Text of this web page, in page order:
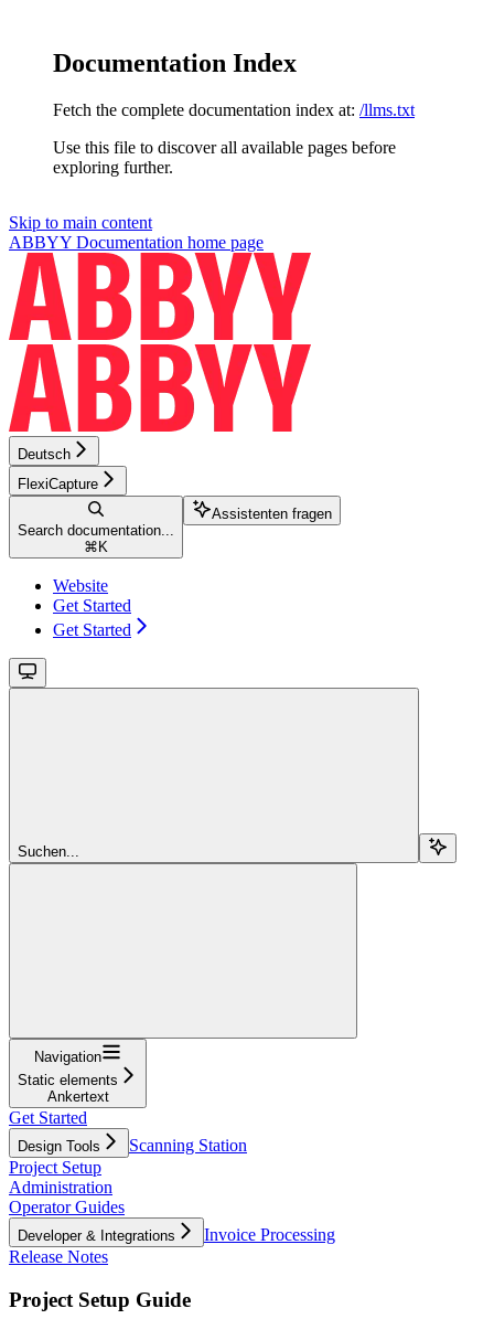
Documentation Index
Fetch the complete documentation index at: /llms.txt
Use this file to discover all available pages before
exploring further.
Skip to main content
ABBYY Documentation home page
Deutsch
FlexiCapture
Search documentation...
⌘ K
Assistenten fragen
Website
Get Started
Get Started
Suchen...
Navigation
Static elements
Ankertext
Get Started
Design Tools
Scanning Station
Project Setup
Administration
Operator Guides
Developer & Integrations
Invoice Processing
Release Notes
Project Setup Guide